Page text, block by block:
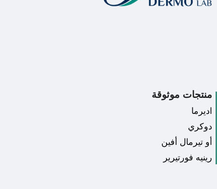
منتجات موثوقة
اديرما
دوكري
أو تيرمال أفين
رينيه فورتيرير